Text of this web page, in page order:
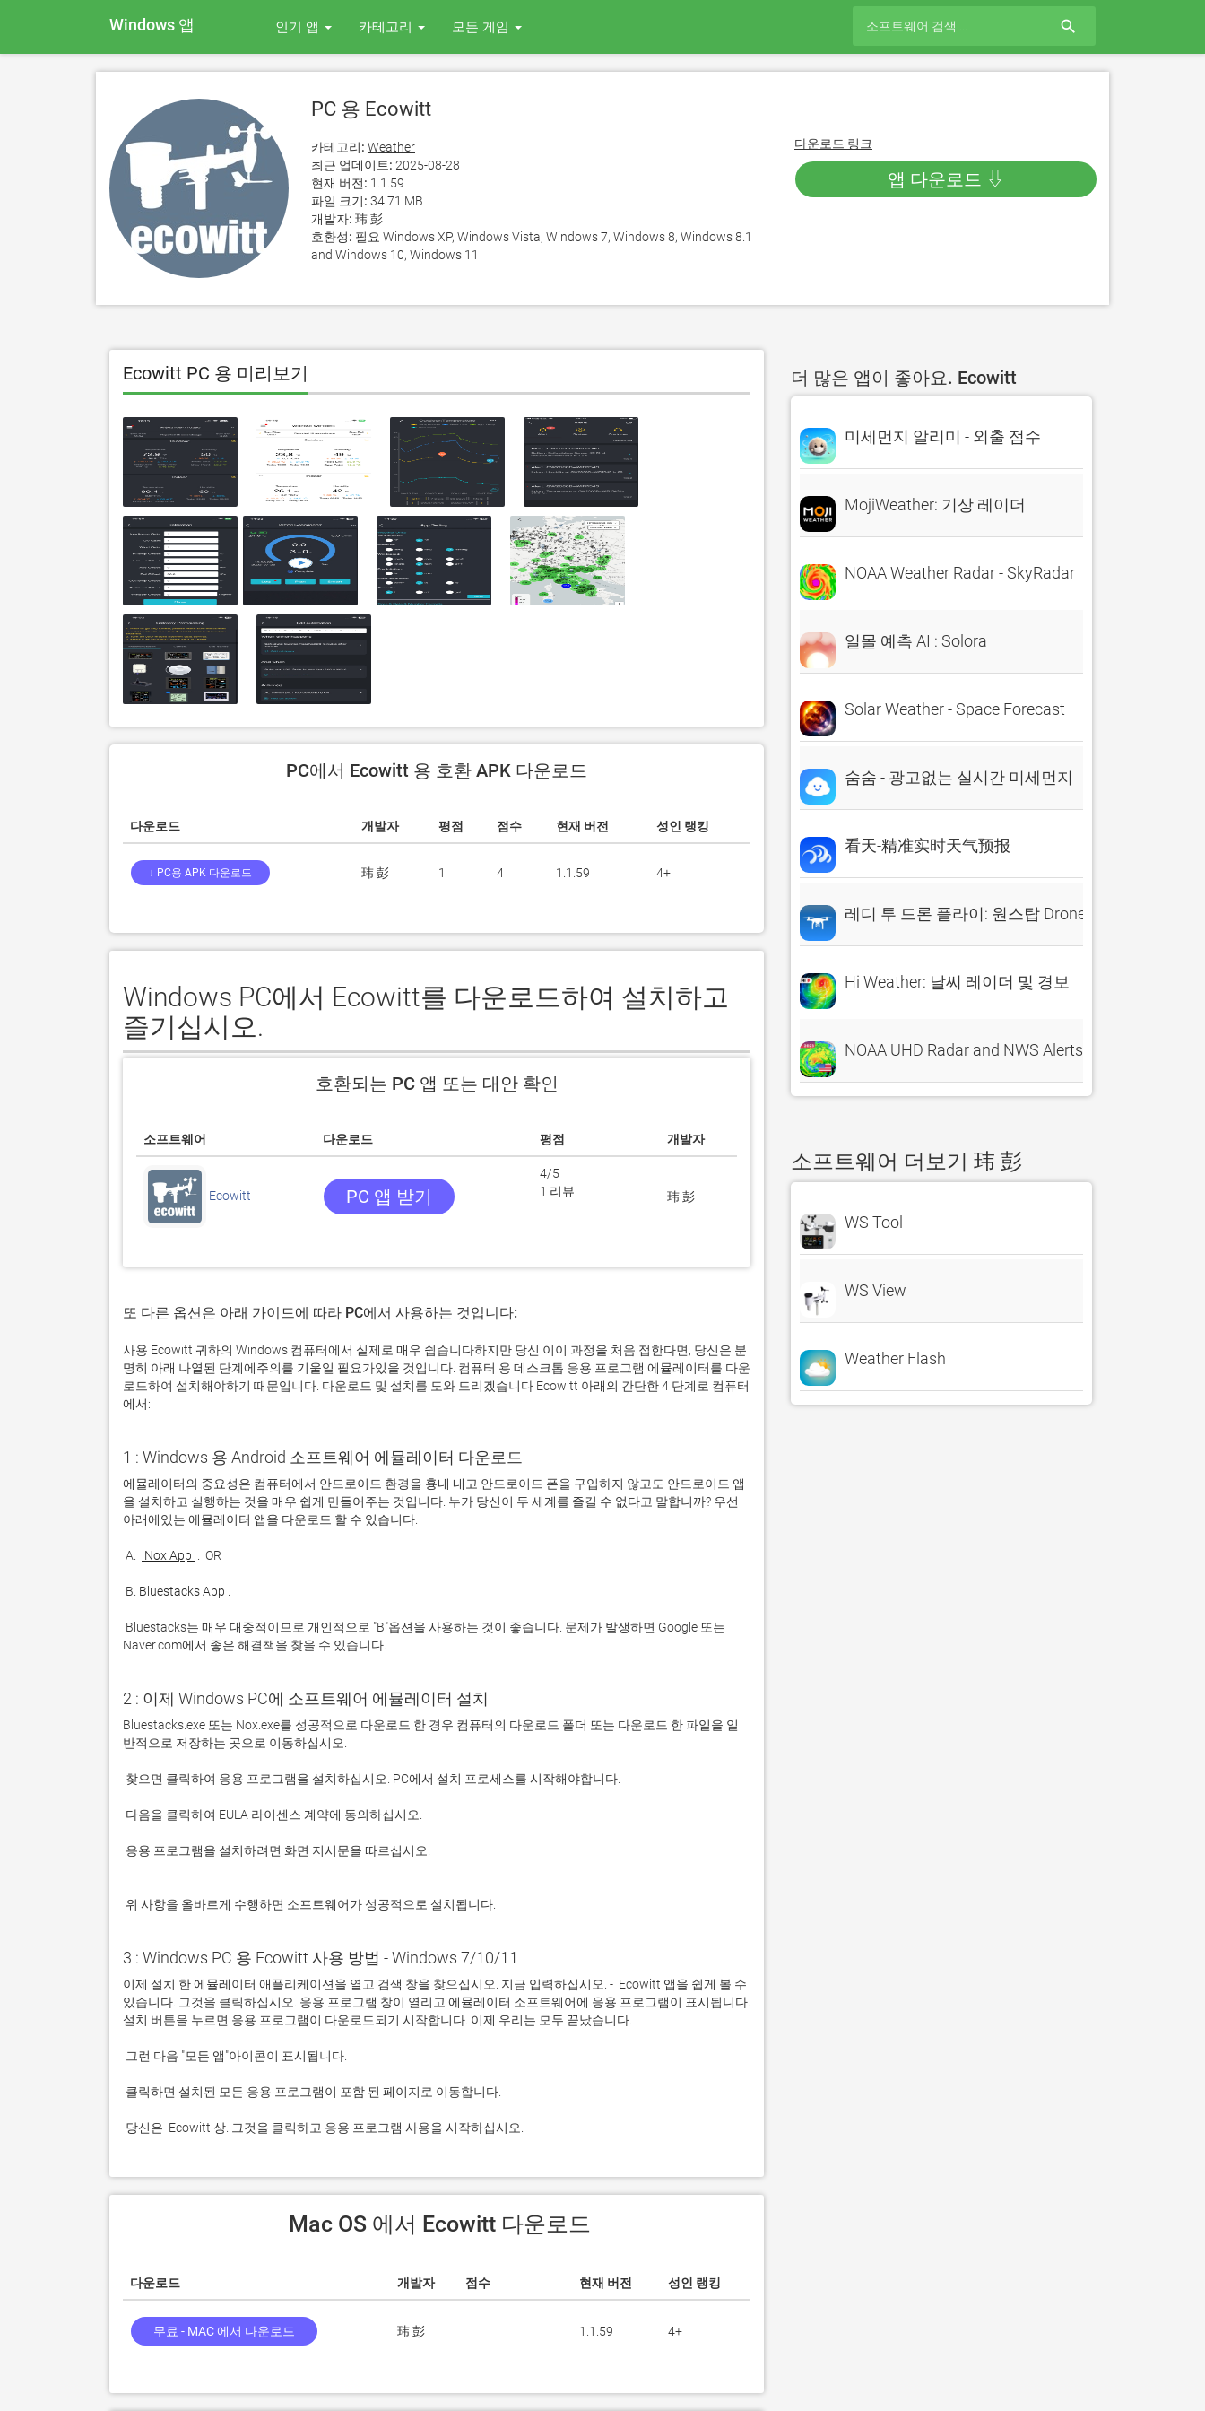
Windows 앱 인기 앱 카테고리 모든 게임 search
PC 용 Ecowitt
카테고리: Weather
최근 업데이트: 2025-08-28
현재 버전: 1.1.59
파일 크기: 34.71 MB
개발자: 玮 彭
호환성: 필요 Windows XP, Windows Vista, Windows 7, Windows 8, Windows 8.1
and Windows 10, Windows 11
다운로드 링크
앱 다운로드 ⇩
Ecowitt PC 용 미리보기
PC에서 Ecowitt 용 호환 APK 다운로드
다운로드 개발자 평점 점수 현재 버전 성인 랭킹
↓ PC용 APK 다운로드 玮 彭 1 4 1.1.59 4+
Windows PC에서 Ecowitt를 다운로드하여 설치하고
즐기십시오.
호환되는 PC 앱 또는 대안 확인
소프트웨어 다운로드 평점 개발자
Ecowitt PC 앱 받기
4/5
1 리뷰
玮 彭
또 다른 옵션은 아래 가이드에 따라 PC에서 사용하는 것입니다:
사용 Ecowitt 귀하의 Windows 컴퓨터에서 실제로 매우 쉽습니다하지만 당신 이이 과정을 처음 접한다면, 당신은 분
명히 아래 나열된 단계에주의를 기울일 필요가있을 것입니다. 컴퓨터 용 데스크톱 응용 프로그램 에뮬레이터를 다운
로드하여 설치해야하기 때문입니다. 다운로드 및 설치를 도와 드리겠습니다 Ecowitt 아래의 간단한 4 단계로 컴퓨터
에서:
1 : Windows 용 Android 소프트웨어 에뮬레이터 다운로드
에뮬레이터의 중요성은 컴퓨터에서 안드로이드 환경을 흉내 내고 안드로이드 폰을 구입하지 않고도 안드로이드 앱
을 설치하고 실행하는 것을 매우 쉽게 만들어주는 것입니다. 누가 당신이 두 세계를 즐길 수 없다고 말합니까? 우선
A. Nox App
B. Bluestacks App
Naver.com에서 좋은 해결책을 찾을 수 있습니다.
2 : 이제 Windows PC에 소프트웨어 에뮬레이터 설치
Bluestacks.exe 또는 Nox.exe를 성공적으로 다운로드 한 경우 컴퓨터의 다운로드 폴더 또는 다운로드 한 파일을 일
위 사항을 올바르게 수행하면 소프트웨어가 성공적으로 설치됩니다.
3 : Windows PC 용 Ecowitt 사용 방법 - Windows 7/10/11
이제 설치 한 에뮬레이터 애플리케이션을 열고 검색 창을 찾으십시오. 지금 입력하십시오. -  Ecowitt 앱을 쉽게 볼 수
있습니다. 그것을 클릭하십시오. 응용 프로그램 창이 열리고 에뮬레이터 소프트웨어에 응용 프로그램이 표시됩니다.
당신은  Ecowitt 상. 그것을 클릭하고 응용 프로그램 사용을 시작하십시오.
Mac OS 에서 Ecowitt 다운로드
다운로드 개발자 점수 현재 버전 성인 랭킹
무료 - MAC 에서 다운로드 玮 彭 1.1.59 4+
더 많은 앱이 좋아요. Ecowitt
미세먼지 알리미 - 외출 점수
MojiWeather: 기상 레이더
NOAA Weather Radar - SkyRadar
일몰 예측 AI : Solora
Solar Weather - Space Forecast
숨숨 - 광고없는 실시간 미세먼지
看天-精准实时天气预报
레디 투 드론 플라이: 원스탑 Drone Map
Hi Weather: 날씨 레이더 및 경보
NOAA UHD Radar and NWS Alerts
소프트웨어 더보기 玮 彭
WS Tool
WS View
Weather Flash